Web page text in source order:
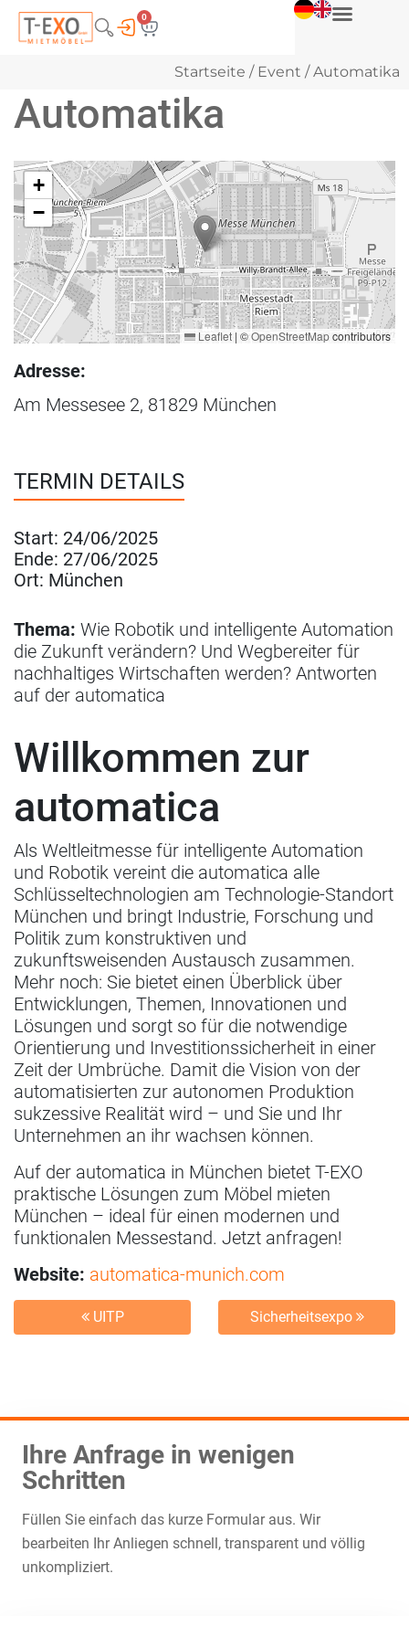
0
Startseite / Event / Automatika
Automatika
+
−
Leaflet | ©OpenStreetMapcontributors
Adresse:
Am Messesee 2, 81829 München
TERMIN DETAILS
Start: 24/06/2025
Ende: 27/06/2025
Ort: München
Thema: Wie Robotik und intelligente Automation
die Zukunft verändern? Und Wegbereiter für
nachhaltiges Wirtschaften werden? Antworten
auf der automatica
Willkommen zur
automatica
Als Weltleitmesse für intelligente Automation
und Robotik vereint die automatica alle
Schlüsseltechnologien am Technologie-Standort
München und bringt Industrie, Forschung und
Politik zum konstruktiven und
zukunftsweisenden Austausch zusammen.
Mehr noch: Sie bietet einen Überblick über
Entwicklungen, Themen, Innovationen und
Lösungen und sorgt so für die notwendige
Orientierung und Investitionssicherheit in einer
Zeit der Umbrüche. Damit die Vision von der
automatisierten zur autonomen Produktion
sukzessive Realität wird – und Sie und Ihr
Unternehmen an ihr wachsen können.
Auf der automatica in München bietet T-EXO
praktische Lösungen zum Möbel mieten
München – ideal für einen modernen und
funktionalen Messestand. Jetzt anfragen!
Website: automatica-munich.com
UITP Sicherheitsexpo
Ihre Anfrage in wenigen
Schritten
Füllen Sie einfach das kurze Formular aus. Wir
bearbeiten Ihr Anliegen schnell, transparent und völlig
unkompliziert.